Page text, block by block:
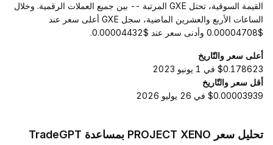
القيمة السوقية، تحتل GXE المرتبة -- بين جميع العملات الرقمية. وخلال
الساعات الأربع والعشرين الماضية، سجل GXE أعلى سعر عند
$0.00004708 وأدنى سعر عند $0.00004432.
أعلى سعر والتّاريخ
$0.178623 في 1 يونيو 2023
أقل سعر والتّاريخ
$0.00003939 في 26 يوليو 2026
تحليل سعر PROJECT XENO بمساعدة TradeGPT